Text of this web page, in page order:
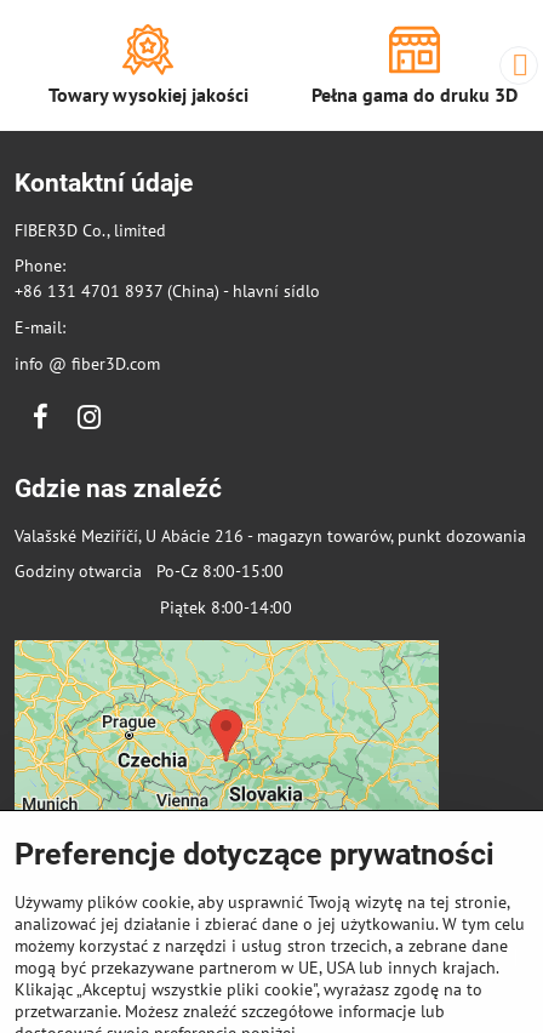
Towary wysokiej jakości Pełna gama do druku 3D
Kontaktní údaje
FIBER3D Co., limited
Phone:
+86 131 4701 8937 (China) - hlavní sídlo
E-mail:
info @ fiber3D.com
FacebookInstagram
Gdzie nas znaleźć
Valašské Meziříčí, U Abácie 216 - magazyn towarów, punkt dozowania
Godziny otwarcia Po-Cz 8:00-15:00
Piątek 8:00-14:00
Ważne linki
Odkup cewek
Preferencje dotyczące prywatności
Używamy plików cookie, aby usprawnić Twoją wizytę na tej stronie,
analizować jej działanie i zbierać dane o jej użytkowaniu. W tym celu
możemy korzystać z narzędzi i usług stron trzecich, a zebrane dane
mogą być przekazywane partnerom w UE, USA lub innych krajach.
Klikając „Akceptuj wszystkie pliki cookie", wyrażasz zgodę na to
przetwarzanie. Możesz znaleźć szczegółowe informacje lub